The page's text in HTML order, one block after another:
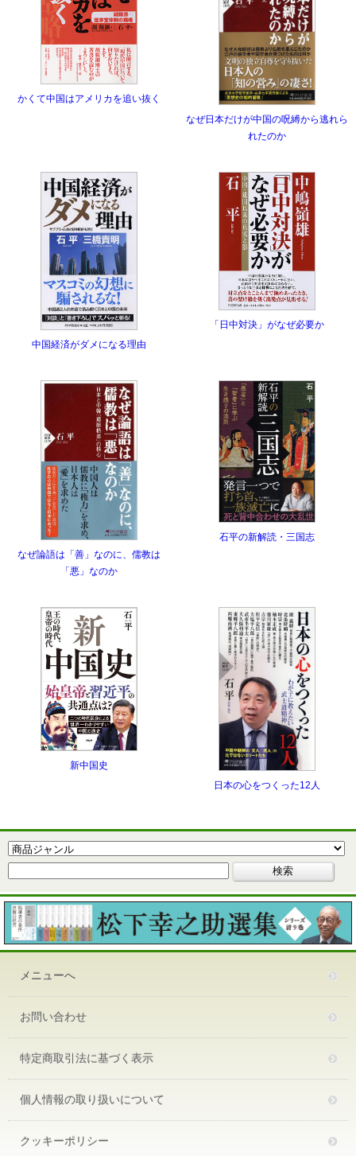
かくて中国はアメリカを追い抜く
なぜ日本だけが中国の呪縛から逃れら
れたのか
中国経済がダメになる理由
「日中対決」がなぜ必要か
なぜ論語は「善」なのに、儒教は
「悪」なのか
石平の新解読・三国志
新中国史
日本の心をつくった12人
メニューへ
お問い合わせ
特定商取引法に基づく表示
個人情報の取り扱いについて
クッキーポリシー